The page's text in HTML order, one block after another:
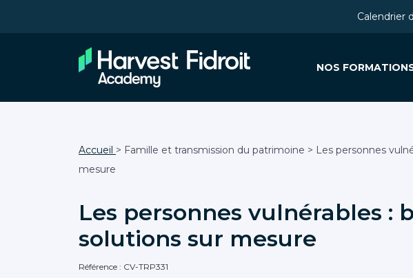
Calendrier
NOS
Accueil > Famille et transmission du patrimoine > Les personnes
mesure
Les personnes vulnérables :
solutions sur mesure
Référence : CV-TRP331